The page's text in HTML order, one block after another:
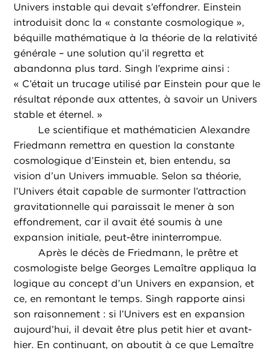
Univers instable qui devait s’effondrer. Einstein
introduisit donc la « constante cosmologique »,
béquille mathématique à la théorie de la relativité
générale – une solution qu’il regretta et
abandonna plus tard. Singh l’exprime ainsi :
« C’était un trucage utilisé par Einstein pour que le
résultat réponde aux attentes, à savoir un Univers
stable et éternel. »
Le scientifique et mathématicien Alexandre
Friedmann remettra en question la constante
cosmologique d’Einstein et, bien entendu, sa
vision d’un Univers immuable. Selon sa théorie,
l’Univers était capable de surmonter l’attraction
gravitationnelle qui paraissait le mener à son
effondrement, car il avait été soumis à une
expansion initiale, peut-être ininterrompue.
Après le décès de Friedmann, le prêtre et
cosmologiste belge Georges Lemaître appliqua la
logique au concept d’un Univers en expansion, et
ce, en remontant le temps. Singh rapporte ainsi
son raisonnement : si l’Univers est en expansion
aujourd’hui, il devait être plus petit hier et avant-
hier. En continuant, on aboutit à ce que Lemaître